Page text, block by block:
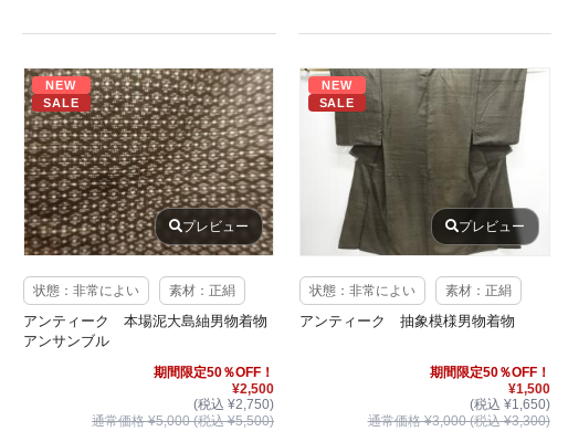
NEW
SALE
プレビュー
状態：非常によい 素材：正絹
アンティーク 本場泥大島紬男物着物
アンサンブル
期間限定50％OFF！
¥2,500
(税込 ¥2,750)
通常価格 ¥5,000 (税込 ¥5,500)
NEW
SALE
プレビュー
状態：非常によい 素材：正絹
アンティーク 抽象模様男物着物
期間限定50％OFF！
¥1,500
(税込 ¥1,650)
通常価格 ¥3,000 (税込 ¥3,300)